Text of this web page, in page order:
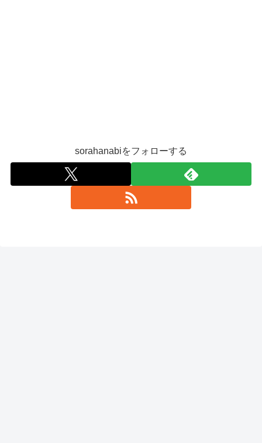
sorahanabiをフォローする